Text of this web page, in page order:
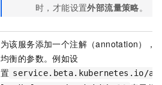
时，才能设置外部流量策略。
为该服务添加一个注解（annotation），
均衡的参数。例如设
置 service.beta.kubernetes.io/